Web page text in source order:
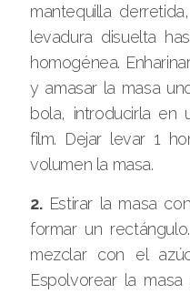
mantequilla
levadura disuelta
homogénea.
y amasar la masa
bola, introducirla
film. Dejar levar 1
volumen la masa.
2.Estirar la masa
formar un
mezclar con el
Espolvorear la